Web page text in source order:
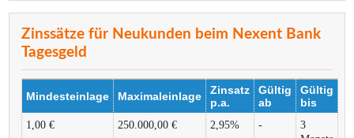
Zinssätze für Neukunden beim Nexent Bank
Tagesgeld
Mindesteinlage Maximaleinlage
Zinsatz
p.a.
Gültig
ab
Gültig
bis
1,00 € 250.000,00 € 2,95% -
3